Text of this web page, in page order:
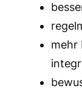
mehr